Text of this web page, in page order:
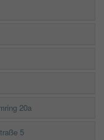
20a
5